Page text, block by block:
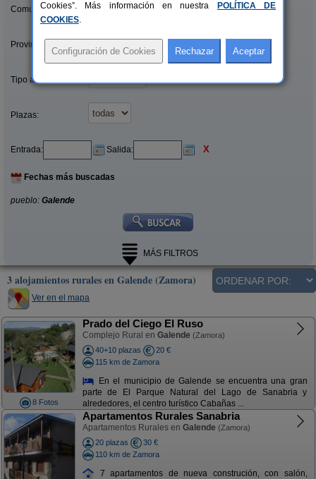
Comunidades:
Provincias/Islas:
Tipo alquiler:
Plazas:
Entrada: Salida: X
Fechas más buscadas
pueblo: Galende
MÁS FILTROS
3 alojamientos rurales en Galende (Zamora)
Ver en el mapa
8 Fotos
Prado del Ciego El Ruso
Complejo Rural en Galende (Zamora)
40+10 plazas
20 €
115 km de Zamora
En el municipio de Galende se encuentra una gran
parte de El Parque Natural del Lago de Sanabria y
alrededores, el centro turístico Cabañas ...
Apartamentos Rurales Sanabria
Apartamentos Rurales en Galende (Zamora)
20 plazas
30 €
110 km de Zamora
7 apartamentos de nueva construción, con salón,
Cookies”. Más información en nuestra
POLÍTICA DE
COOKIES.